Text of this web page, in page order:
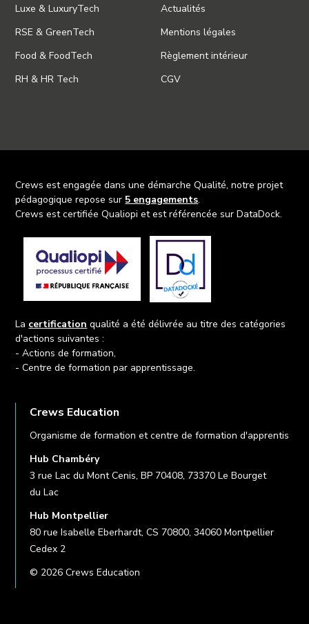
Luxe & LuxuryTech
RSE & GreenTech
Food & FoodTech
RH & HR Tech
Actualités
Mentions légales
Règlement intérieur
CGV
Crews est engagée dans une démarche Qualité, notre projet
pédagogique repose sur 5 engagements.
Crews est certifiée Qualiopi et est référencée sur DataDock.
La certification qualité a été délivrée au titre des catégories
d'actions suivantes :
- Actions de formation,
- Centre de formation par apprentissage.
Crews Education
Organisme de formation et centre de formation d'apprentis
Hub Chambéry
3 rue Lac du Mont Cenis, BP 70408, 73370 Le Bourget
du Lac
Hub Montpellier
80 rue Isabelle Eberhardt, CS 70800, 34060 Montpellier
Cedex 2
© 2026 Crews Education